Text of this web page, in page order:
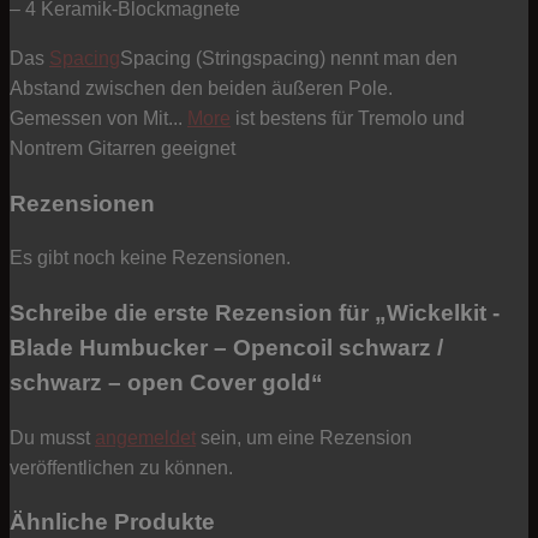
– 4 Keramik-Blockmagnete
Das SpacingSpacing (Stringspacing) nennt man den
Abstand zwischen den beiden äußeren Pole.
Gemessen von Mit... More ist bestens für Tremolo und
Nontrem Gitarren geeignet
Rezensionen
Es gibt noch keine Rezensionen.
Schreibe die erste Rezension für „Wickelkit -
Blade Humbucker – Opencoil schwarz /
schwarz – open Cover gold“
Du musst angemeldet sein, um eine Rezension
veröffentlichen zu können.
Ähnliche Produkte